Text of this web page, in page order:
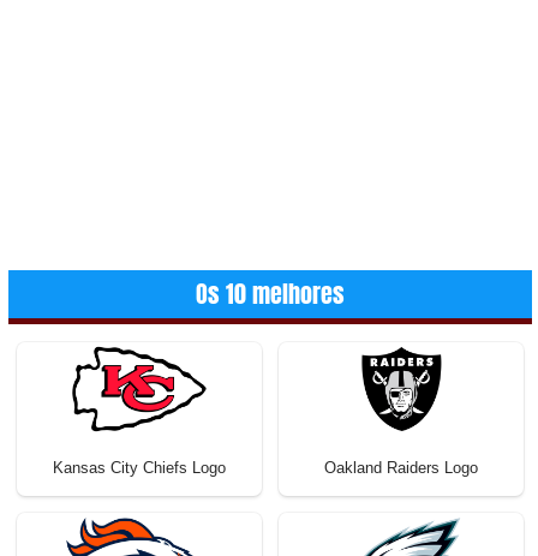
Os 10 melhores
Kansas City Chiefs Logo Oakland Raiders Logo